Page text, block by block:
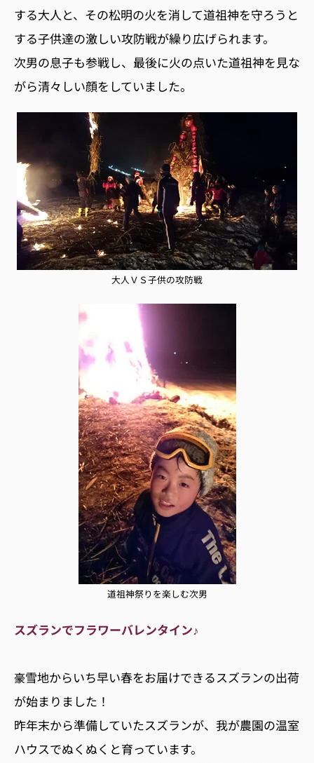
する大人と、その松明の火を消して道祖神を守ろうと
する子供達の激しい攻防戦が繰り広げられます。
次男の息子も参戦し、最後に火の点いた道祖神を見な
がら清々しい顔をしていました。
大人ＶＳ子供の攻防戦
道祖神祭りを楽しむ次男
スズランでフラワーバレンタイン♪
豪雪地からいち早い春をお届けできるスズランの出荷
が始まりました！
昨年末から準備していたスズランが、我が農園の温室
ハウスでぬくぬくと育っています。